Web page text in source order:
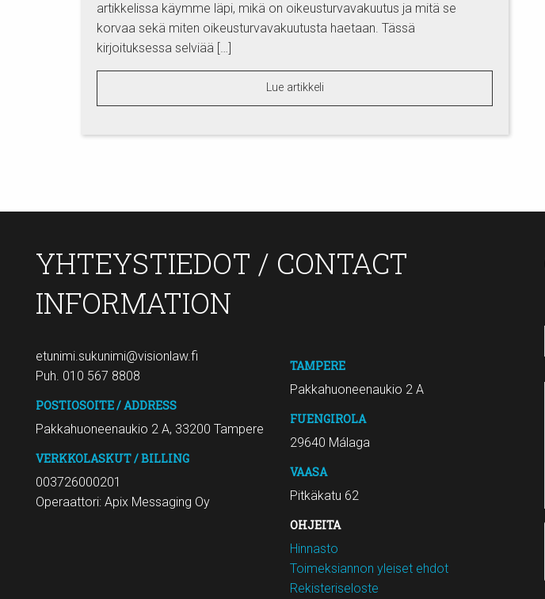
artikkelissa käymme läpi, mikä on oikeusturvavakuutus ja mitä se
korvaa sekä miten oikeusturvavakuutusta haetaan. Tässä
kirjoituksessa selviää […]
Lue artikkeli
YHTEYSTIEDOT / CONTACT
INFORMATION
etunimi.sukunimi@visionlaw.fi
Puh. 010 567 8808
POSTIOSOITE / ADDRESS
Pakkahuoneenaukio 2 A, 33200 Tampere
VERKKOLASKUT / BILLING
003726000201
Operaattori: Apix Messaging Oy
TAMPERE
Pakkahuoneenaukio 2 A
FUENGIROLA
29640 Málaga
VAASA
Pitkäkatu 62
OHJEITA
Hinnasto
Toimeksiannon yleiset ehdot
Rekisteriseloste